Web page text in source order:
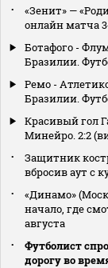
«Зенит» —
онлайн матча
Ботафого -
Бразилии.
Ремо -
Бразилии.
Красивый гол
Минейро. 2:2
Защитник
вбросив аут с
«Динамо»
начало, где
августа
Футболист
дорогу во